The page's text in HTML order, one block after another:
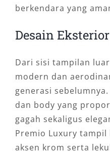
berkendara yang
Desain
Dari sisi tampilan
modern dan
generasi
dan body yang
gagah sekaligus
Premio Luxury
aksen krom serta